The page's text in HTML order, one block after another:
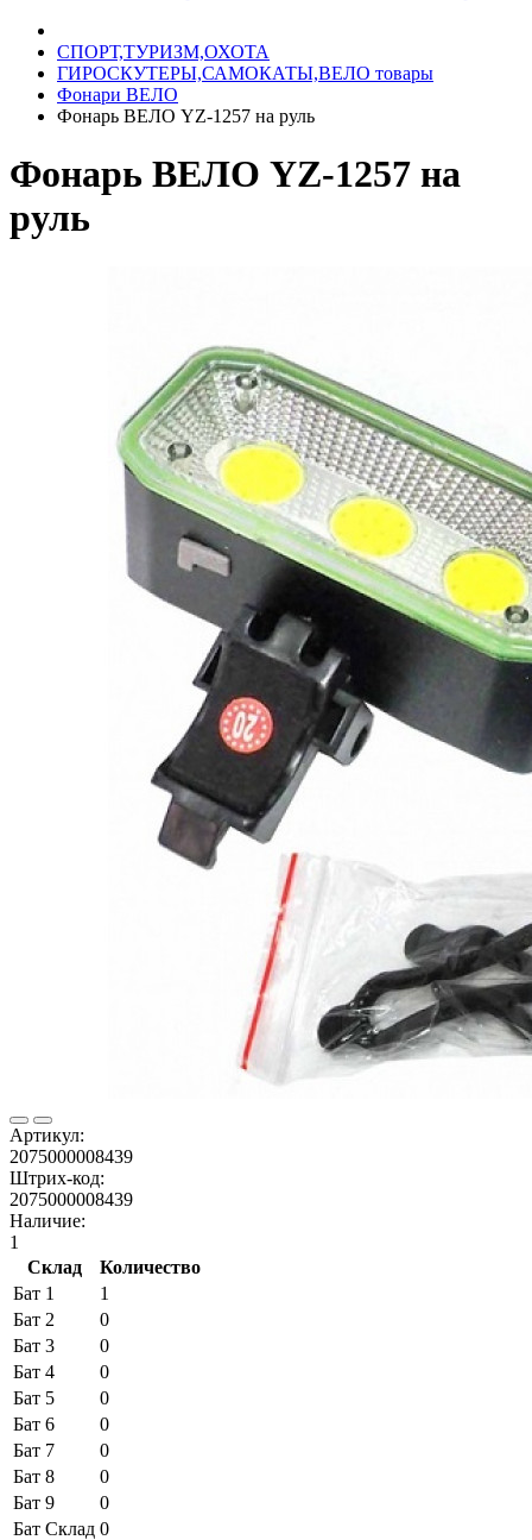
СПОРТ,ТУРИЗМ,ОХОТА
ГИРОСКУТЕРЫ,САМОКАТЫ,ВЕЛО товары
Фонари ВЕЛО
Фонарь ВЕЛО YZ-1257 на руль
Фонарь ВЕЛО YZ-1257 на
руль
Артикул:
2075000008439
Штрих-код:
2075000008439
Наличие:
1
Склад
Количество
Бат 1
1
Бат 2
0
Бат 3
0
Бат 4
0
Бат 5
0
Бат 6
0
Бат 7
0
Бат 8
0
Бат 9
0
Бат Склад 0